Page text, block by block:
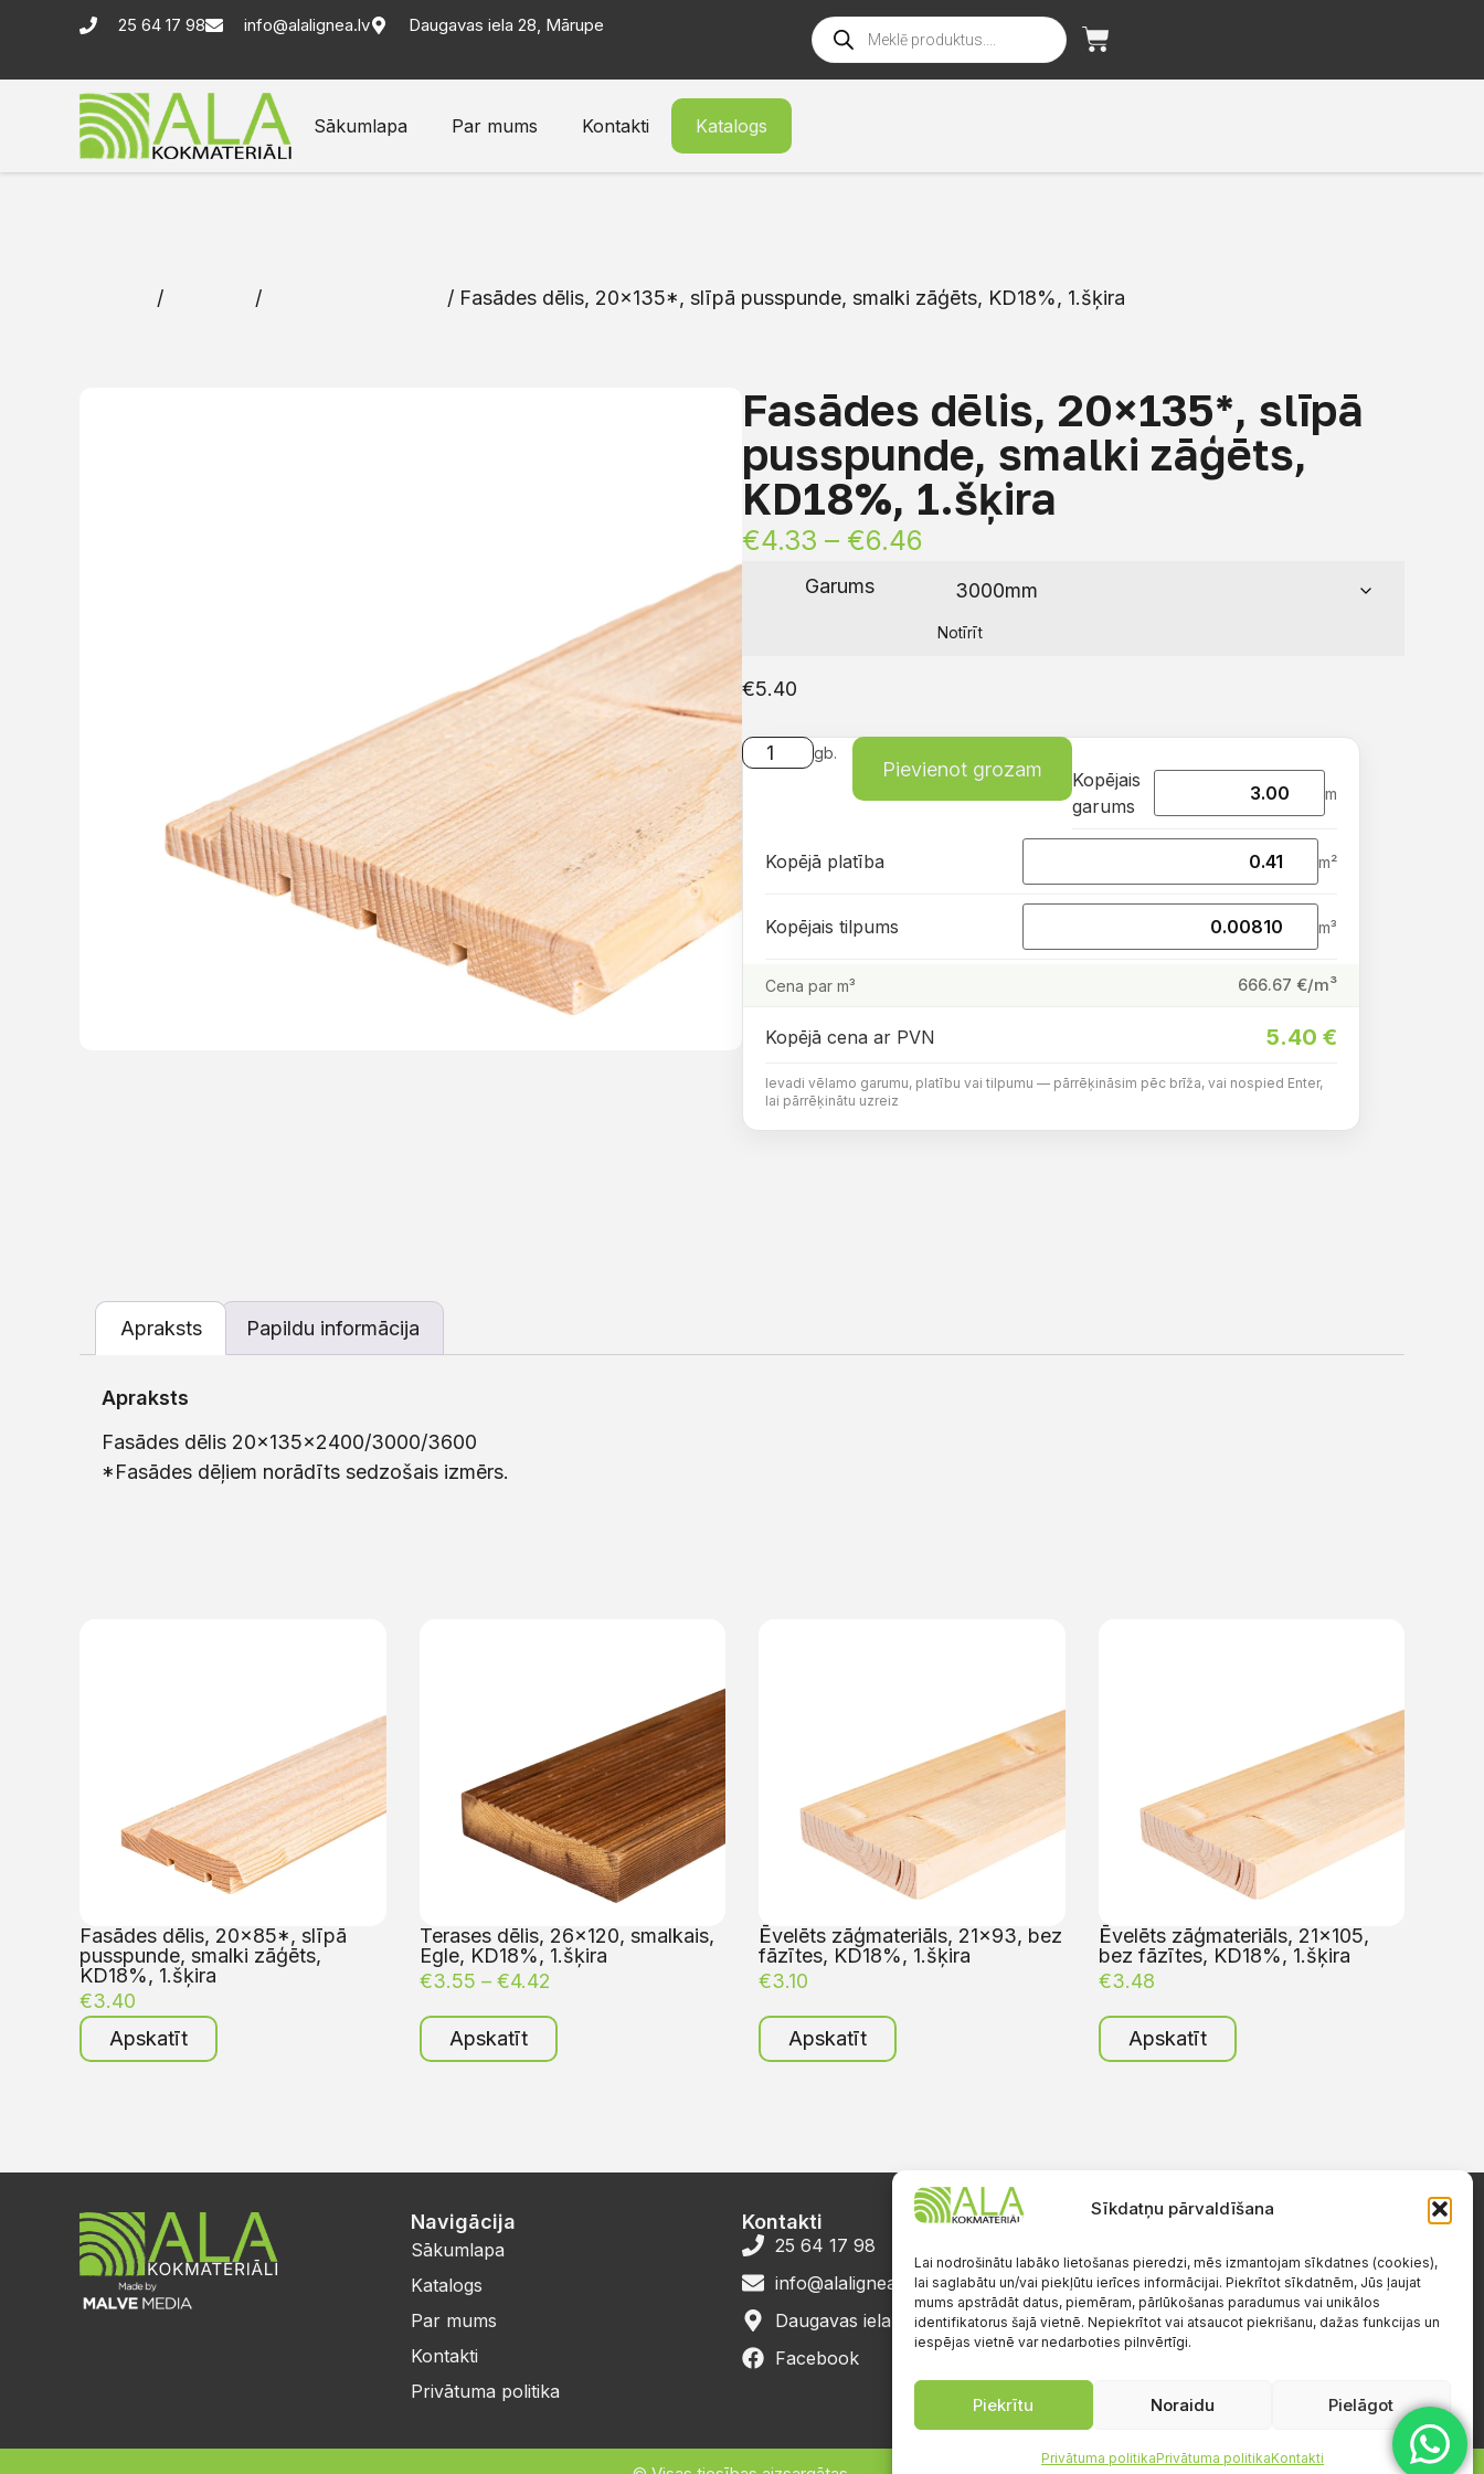
Sīkdatņu pārvaldīšana
Lai nodrošinātu labāko lietošanas pieredzi, mēs izmantojam sīkdatnes (cookies),
lai saglabātu un/vai piekļūtu ierīces informācijai. Piekrītot sīkdatnēm, Jūs ļaujat
mums apstrādāt datus, piemēram, pārlūkošanas paradumus vai unikālos
identifikatorus šajā vietnē. Nepiekrītot vai atsaucot piekrišanu, dažas funkcijas un
iespējas vietnē var nedarboties pilnvērtīgi.
Piekrītu Noraidu Pielāgot
Privātuma politikaPrivātuma politikaKontakti
25 64 17 98 info@alalignea.lv Daugavas iela 28, Mārupe
Sākumlapa Par mums Kontakti Katalogs
/ / / Fasādes dēlis, 20×135*, slīpā pusspunde, smalki zāģēts, KD18%, 1.šķira
Fasādes dēlis, 20×135*, slīpā
pusspunde, smalki zāģēts,
KD18%, 1.šķira
€4.33 – €6.46
Garums
Notīrīt
€5.40
gb.
Pievienot grozam
Kopējais
garums
m
Kopējā platība m²
Kopējais tilpums m³
Cena par m³ 666.67 €/m³
Kopējā cena ar PVN 5.40 €
Ievadi vēlamo garumu, platību vai tilpumu — pārrēķināsim pēc brīža, vai nospied Enter,
lai pārrēķinātu uzreiz
Apraksts Papildu informācija
Apraksts
Fasādes dēlis 20x135x2400/3000/3600
*Fasādes dēļiem norādīts sedzošais izmērs.
Fasādes dēlis, 20×85*, slīpā
pusspunde, smalki zāģēts,
KD18%, 1.šķira
€3.40
Apskatīt
Terases dēlis, 26×120, smalkais,
Egle, KD18%, 1.šķira
€3.55 – €4.42
Apskatīt
Ēvelēts zāģmateriāls, 21×93, bez
fāzītes, KD18%, 1.šķira
€3.10
Apskatīt
Ēvelēts zāģmateriāls, 21×105,
bez fāzītes, KD18%, 1.šķira
€3.48
Apskatīt
Navigācija
Sākumlapa
Katalogs
Par mums
Kontakti
Privātuma politika
Kontakti
25 64 17 98
info@alalignea.lv
Daugavas iela 28, Mārupe
Facebook
Darba laiks
S.-Sv.: brīvs